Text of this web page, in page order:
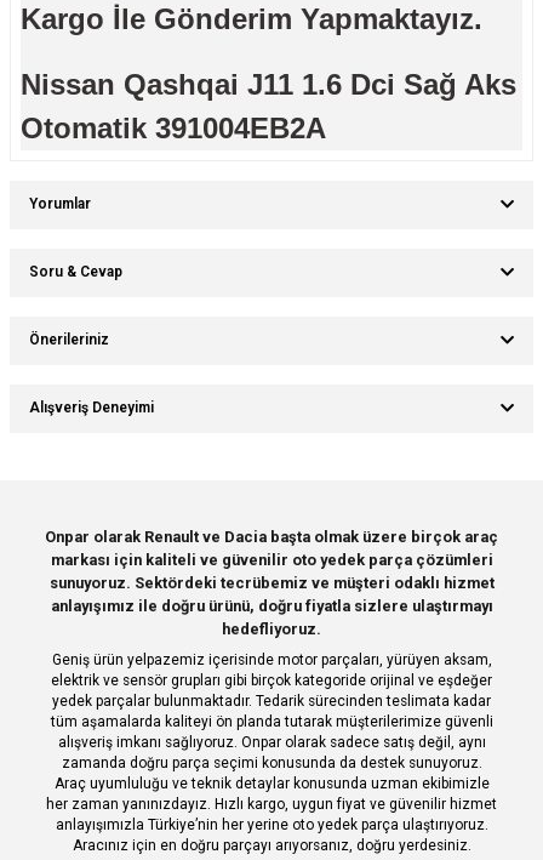
Kargo İle Gönderim Yapmaktayız.
Nissan Qashqai J11 1.6 Dci Sağ Aks
Otomatik 391004EB2A
Yorumlar
Soru & Cevap
Önerileriniz
Bu ürünün fiyat bilgisi, resim, ürün açıklamalarında ve diğer konularda
yetersiz gördüğünüz noktaları öneri formunu kullanarak tarafımıza
Ürün resmi kalitesiz, bozuk veya görüntülenemiyor.
Ürün açıklamasında eksik bilgiler bulunuyor.
Ürün bilgilerinde hatalar bulunuyor.
Ürün fiyatı diğer sitelerden daha pahalı.
Bu ürüne benzer farklı alternatifler olmalı.
Gönder
Alışveriş Deneyimi
Deneyimini Paylaş
Onpar olarak Renault ve Dacia başta olmak üzere birçok araç
markası için kaliteli ve güvenilir oto yedek parça çözümleri
sunuyoruz. Sektördeki tecrübemiz ve müşteri odaklı hizmet
anlayışımız ile doğru ürünü, doğru fiyatla sizlere ulaştırmayı
hedefliyoruz.
Geniş ürün yelpazemiz içerisinde motor parçaları, yürüyen aksam,
elektrik ve sensör grupları gibi birçok kategoride orijinal ve eşdeğer
yedek parçalar bulunmaktadır. Tedarik sürecinden teslimata kadar
tüm aşamalarda kaliteyi ön planda tutarak müşterilerimize güvenli
alışveriş imkanı sağlıyoruz. Onpar olarak sadece satış değil, aynı
zamanda doğru parça seçimi konusunda da destek sunuyoruz.
Araç uyumluluğu ve teknik detaylar konusunda uzman ekibimizle
her zaman yanınızdayız. Hızlı kargo, uygun fiyat ve güvenilir hizmet
anlayışımızla Türkiye’nin her yerine oto yedek parça ulaştırıyoruz.
Aracınız için en doğru parçayı arıyorsanız, doğru yerdesiniz.